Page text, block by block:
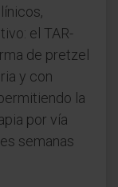
el TAR-
de pretzel
y con
la
por vía
semanas